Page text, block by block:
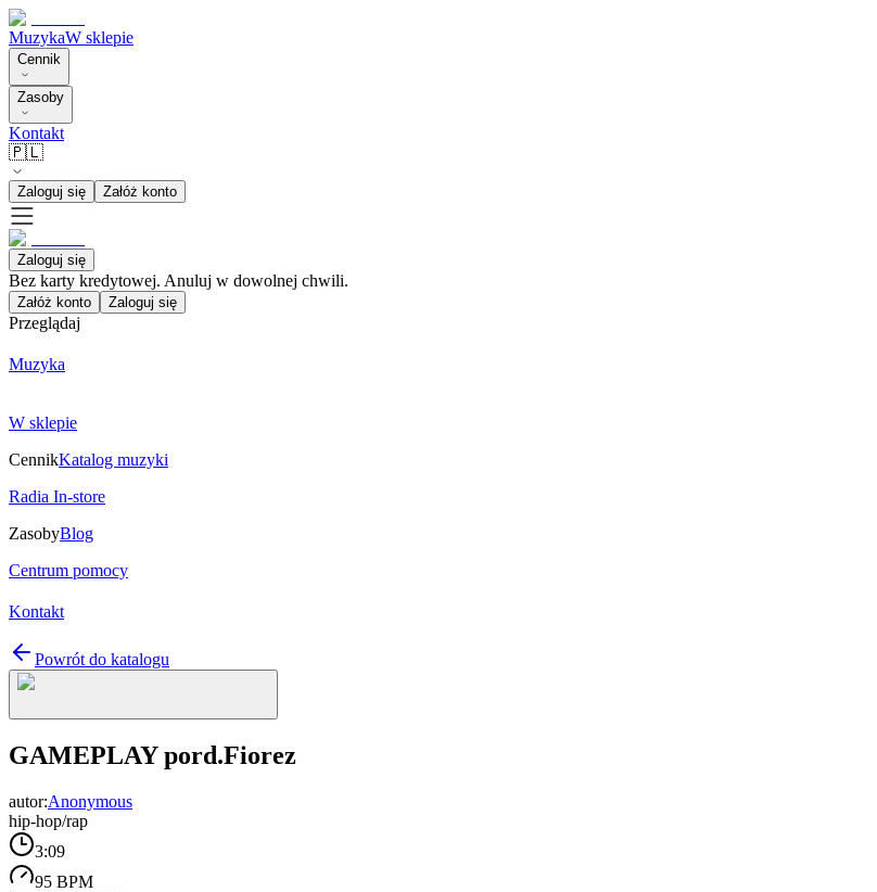
MuzykaW sklepie
Cennik
Zasoby
Kontakt
🇵🇱
Zaloguj się Załóż konto
Zaloguj się
Bez karty kredytowej. Anuluj w dowolnej chwili.
Załóż konto Zaloguj się
Przeglądaj
Muzyka
W sklepie
CennikKatalog muzyki
Radia In-store
ZasobyBlog
Centrum pomocy
Kontakt
Powrót do katalogu
GAMEPLAY pord.Fiorez
autor:Anonymous
hip-hop/rap
3:09
95 BPM